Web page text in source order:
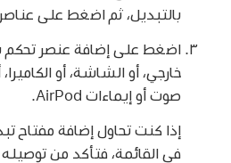
بالتبديل، ثم اضغط على عناصر
اضغط على إضافة عنصر تحكم
خارجي، أو الشاشة، أو
صوت أو إيماءات AirPod.
إذا كنت تحاول إضافة مفتاح